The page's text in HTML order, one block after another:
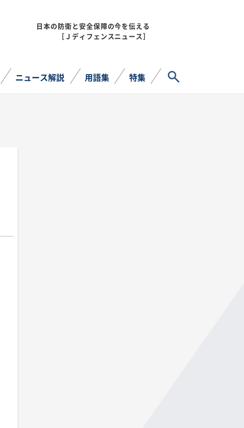
日本の防衛と安全保障の今を伝える
［Ｊディフェンスニュース］
ニュース解説 用語集 特集